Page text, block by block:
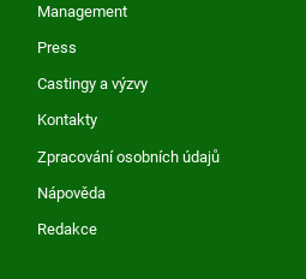
Management
Press
Castingy a výzvy
Kontakty
Zpracování osobních údajů
Nápověda
Redakce